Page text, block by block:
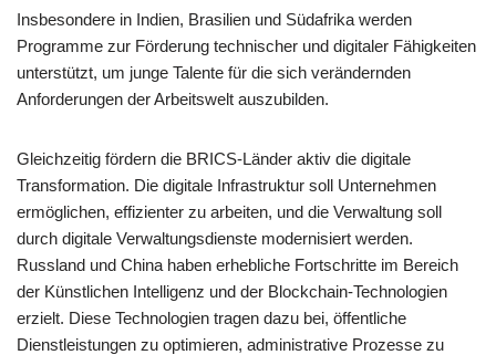
Insbesondere in Indien, Brasilien und Südafrika werden
Programme zur Förderung technischer und digitaler Fähigkeiten
unterstützt, um junge Talente für die sich verändernden
Anforderungen der Arbeitswelt auszubilden.
Gleichzeitig fördern die BRICS-Länder aktiv die digitale
Transformation. Die digitale Infrastruktur soll Unternehmen
ermöglichen, effizienter zu arbeiten, und die Verwaltung soll
durch digitale Verwaltungsdienste modernisiert werden.
Russland und China haben erhebliche Fortschritte im Bereich
der Künstlichen Intelligenz und der Blockchain-Technologien
erzielt. Diese Technologien tragen dazu bei, öffentliche
Dienstleistungen zu optimieren, administrative Prozesse zu